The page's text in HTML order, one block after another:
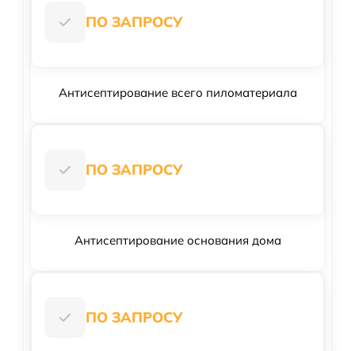
ПО ЗАПРОСУ
Антисептирование всего пиломатериала
ПО ЗАПРОСУ
Антисептирование основания дома
ПО ЗАПРОСУ